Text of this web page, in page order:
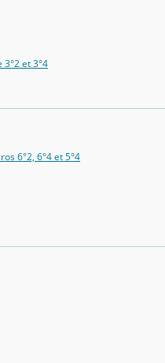
et 3°4
6°2, 6°4 et 5°4